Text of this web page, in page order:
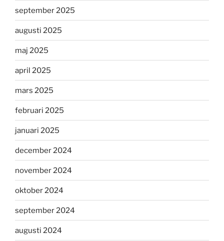
september 2025
augusti 2025
maj 2025
april 2025
mars 2025
februari 2025
januari 2025
december 2024
november 2024
oktober 2024
september 2024
augusti 2024